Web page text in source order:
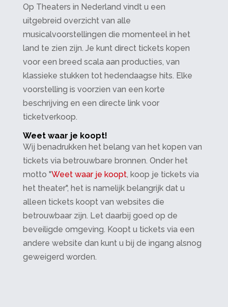
Op Theaters in Nederland vindt u een
uitgebreid overzicht van alle
musicalvoorstellingen die momenteel in het
land te zien zijn. Je kunt direct tickets kopen
voor een breed scala aan producties, van
klassieke stukken tot hedendaagse hits. Elke
voorstelling is voorzien van een korte
beschrijving en een directe link voor
ticketverkoop.
Weet waar je koopt!
Wij benadrukken het belang van het kopen van
tickets via betrouwbare bronnen. Onder het
motto "Weet waar je koopt, koop je tickets via
het theater", het is namelijk belangrijk dat u
alleen tickets koopt van websites die
betrouwbaar zijn. Let daarbij goed op de
beveiligde omgeving. Koopt u tickets via een
andere website dan kunt u bij de ingang alsnog
geweigerd worden.